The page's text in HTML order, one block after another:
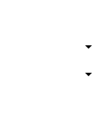
arrow_drop_down
arrow_drop_down